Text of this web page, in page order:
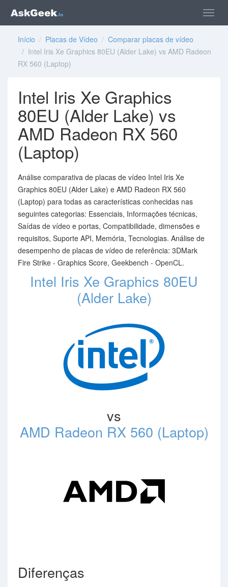
Início / Placas de Vídeo / Comparar placas de vídeo
/ Intel Iris Xe Graphics 80EU (Alder Lake) vs AMD Radeon
RX 560 (Laptop)
Intel Iris Xe Graphics
80EU (Alder Lake) vs
AMD Radeon RX 560
(Laptop)
Análise comparativa de placas de vídeo Intel Iris Xe
Graphics 80EU (Alder Lake) e AMD Radeon RX 560
(Laptop) para todas as características conhecidas nas
seguintes categorias: Essenciais, Informações técnicas,
Saídas de vídeo e portas, Compatibilidade, dimensões e
requisitos, Suporte API, Memória, Tecnologias. Análise de
desempenho de placas de vídeo de referência: 3DMark
Fire Strike - Graphics Score, Geekbench - OpenCL.
Intel Iris Xe Graphics 80EU
(Alder Lake)
vs
AMD Radeon RX 560 (Laptop)
Diferenças